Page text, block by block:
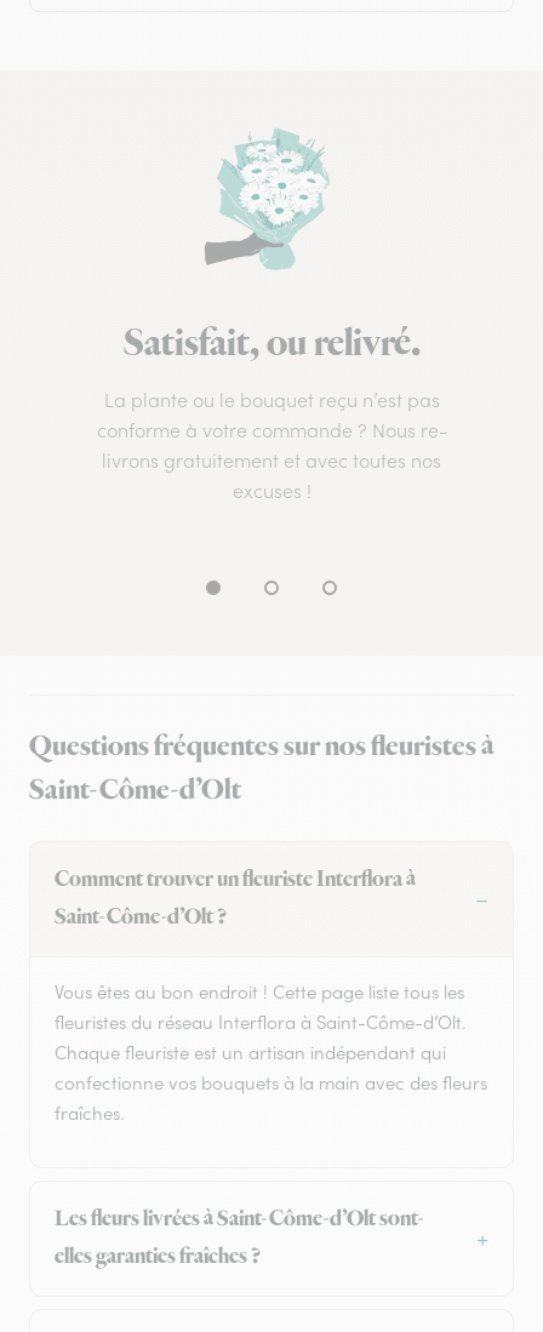
Satisfait, ou relivré.
La plante ou le bouquet reçu n’est pas
conforme à votre commande ? Nous re-
livrons gratuitement et avec toutes nos
excuses !
Questions fréquentes sur nos fleuristes à
Saint-Côme-d’Olt
Comment trouver un fleuriste Interflora à
Saint-Côme-d’Olt ?
Vous êtes au bon endroit ! Cette page liste tous les
fleuristes du réseau Interflora à Saint-Côme-d’Olt.
Chaque fleuriste est un artisan indépendant qui
confectionne vos bouquets à la main avec des fleurs
fraîches.
Les fleurs livrées à Saint-Côme-d’Olt sont-
elles garanties fraîches ?